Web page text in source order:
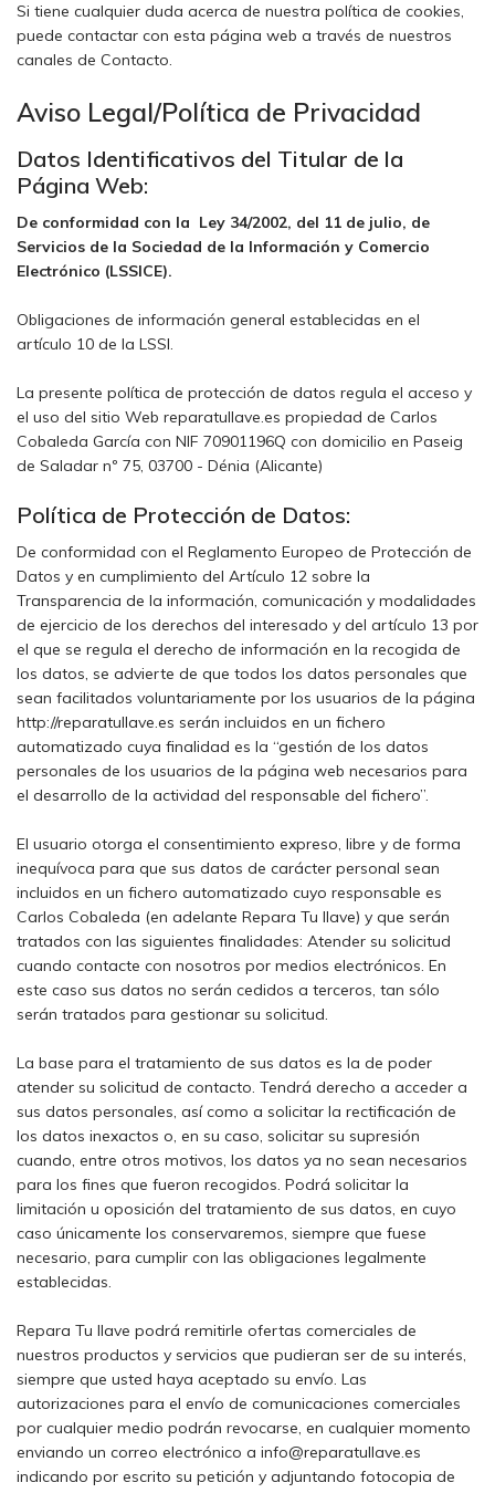
Si tiene cualquier duda acerca de nuestra política de cookies,
puede contactar con esta página web a través de nuestros
canales de Contacto.
Aviso Legal/Política de Privacidad
Datos Identificativos del Titular de la
Página Web:
De conformidad con la Ley 34/2002, del 11 de julio, de
Servicios de la Sociedad de la Información y Comercio
Electrónico (LSSICE).
Obligaciones de información general establecidas en el
artículo 10 de la LSSI.
La presente política de protección de datos regula el acceso y
el uso del sitio Web reparatullave.es propiedad de Carlos
Cobaleda García con NIF 70901196Q con domicilio en Paseig
de Saladar nº 75, 03700 - Dénia (Alicante)
Política de Protección de Datos:
De conformidad con el Reglamento Europeo de Protección de
Datos y en cumplimiento del Artículo 12 sobre la
Transparencia de la información, comunicación y modalidades
de ejercicio de los derechos del interesado y del artículo 13 por
el que se regula el derecho de información en la recogida de
los datos, se advierte de que todos los datos personales que
sean facilitados voluntariamente por los usuarios de la página
http://reparatullave.es serán incluidos en un fichero
automatizado cuya finalidad es la “gestión de los datos
personales de los usuarios de la página web necesarios para
el desarrollo de la actividad del responsable del fichero”.
El usuario otorga el consentimiento expreso, libre y de forma
inequívoca para que sus datos de carácter personal sean
incluidos en un fichero automatizado cuyo responsable es
Carlos Cobaleda (en adelante Repara Tu llave) y que serán
tratados con las siguientes finalidades: Atender su solicitud
cuando contacte con nosotros por medios electrónicos. En
este caso sus datos no serán cedidos a terceros, tan sólo
serán tratados para gestionar su solicitud.
La base para el tratamiento de sus datos es la de poder
atender su solicitud de contacto. Tendrá derecho a acceder a
sus datos personales, así como a solicitar la rectificación de
los datos inexactos o, en su caso, solicitar su supresión
cuando, entre otros motivos, los datos ya no sean necesarios
para los fines que fueron recogidos. Podrá solicitar la
limitación u oposición del tratamiento de sus datos, en cuyo
caso únicamente los conservaremos, siempre que fuese
necesario, para cumplir con las obligaciones legalmente
establecidas.
Repara Tu llave podrá remitirle ofertas comerciales de
nuestros productos y servicios que pudieran ser de su interés,
siempre que usted haya aceptado su envío. Las
autorizaciones para el envío de comunicaciones comerciales
por cualquier medio podrán revocarse, en cualquier momento
enviando un correo electrónico a info@reparatullave.es
indicando por escrito su petición y adjuntando fotocopia de